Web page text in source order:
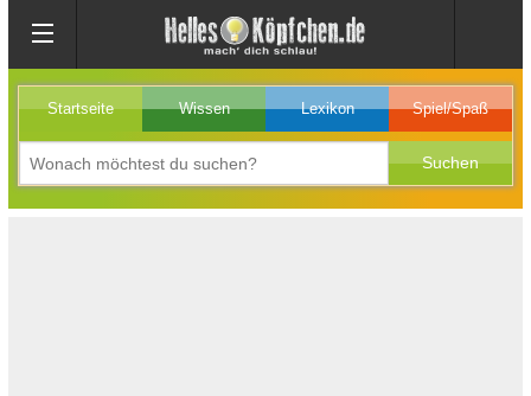
Startseite Wissen Lexikon Spiel/Spaß